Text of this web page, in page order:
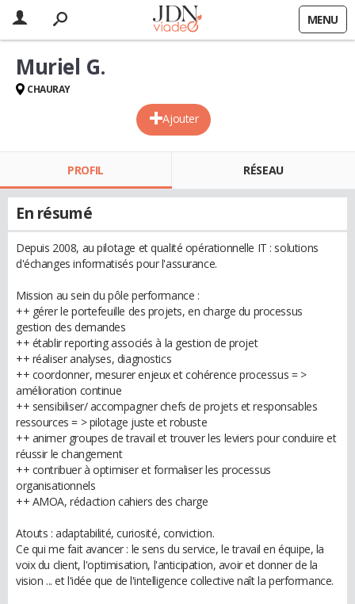
MENU
Ajouter
Muriel G.
CHAURAY
PROFIL RÉSEAU
En résumé
Depuis 2008, au pilotage et qualité opérationnelle IT : solutions
d'échanges informatisés pour l'assurance.
Mission au sein du pôle performance :
++ gérer le portefeuille des projets, en charge du processus
gestion des demandes
++ établir reporting associés à la gestion de projet
++ réaliser analyses, diagnostics
++ coordonner, mesurer enjeux et cohérence processus = >
amélioration continue
++ sensibiliser/ accompagner chefs de projets et responsables
ressources = > pilotage juste et robuste
++ animer groupes de travail et trouver les leviers pour conduire et
réussir le changement
++ contribuer à optimiser et formaliser les processus
organisationnels
++ AMOA, rédaction cahiers des charge
Atouts : adaptabilité, curiosité, conviction.
Ce qui me fait avancer : le sens du service, le travail en équipe, la
voix du client, l'optimisation, l'anticipation, avoir et donner de la
vision ... et l'idée que de l'intelligence collective naît la performance.